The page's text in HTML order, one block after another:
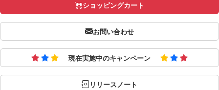
ショッピングカート
お問い合わせ
現在実施中のキャンペーン
リリースノート